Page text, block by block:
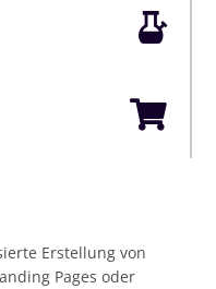


Erstellung von
Pages oder